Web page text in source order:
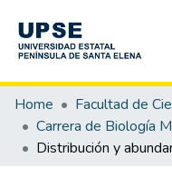
Communities & Collections
All of DSpace
Statistics
Home
Facultad de
Carrera de Biología